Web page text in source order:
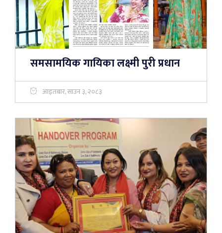
समसामयिक गायिका लक्ष्मी पुरी प्रधान
आइतबार, साउन ३, २०८३